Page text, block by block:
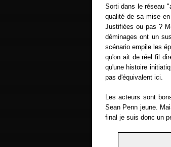
Sorti dans le réseau
qualité de sa mise
Justifiées ou pas ?
déminages ont un
scénario empile les
qu'on ait de réel fil
qu'une histoire
pas d'équivalent ici.
Les acteurs sont
Sean Penn jeune.
final je suis donc un